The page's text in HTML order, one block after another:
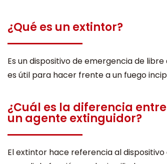
¿Qué es un extintor?
Es un dispositivo de emergencia de libre
es útil para hacer frente a un fuego
¿Cuál es la diferencia
un agente extinguidor?
El extintor hace referencia al dispositivo